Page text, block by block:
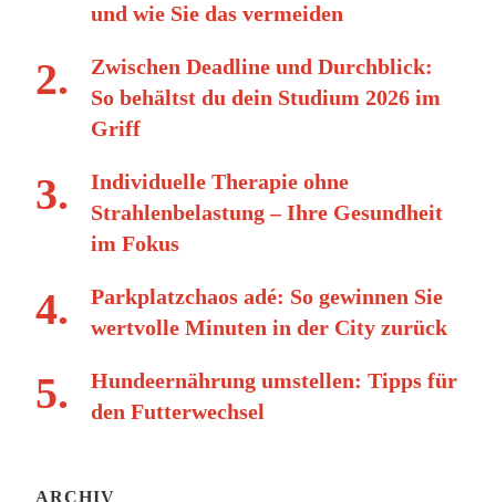
und wie Sie das vermeiden
Zwischen Deadline und Durchblick:
So behältst du dein Studium 2026 im
Griff
Individuelle Therapie ohne
Strahlenbelastung – Ihre Gesundheit
im Fokus
Parkplatzchaos adé: So gewinnen Sie
wertvolle Minuten in der City zurück
Hundeernährung umstellen: Tipps für
den Futterwechsel
ARCHIV